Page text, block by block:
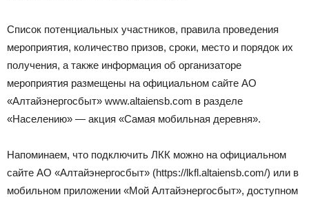
Список потенциальных участников, правила проведения
мероприятия, количество призов, сроки, место и порядок их
получения, а также информация об организаторе
мероприятия размещены на официальном сайте АО
«Алтайэнергосбыт» www.altaiensb.com в разделе
«Населению» — акция «Самая мобильная деревня».
Напоминаем, что подключить ЛКК можно на официальном
сайте АО «Алтайэнергосбыт» (https://lkfl.altaiensb.com/) или в
мобильном приложении «Мой Алтайэнергосбыт», доступном